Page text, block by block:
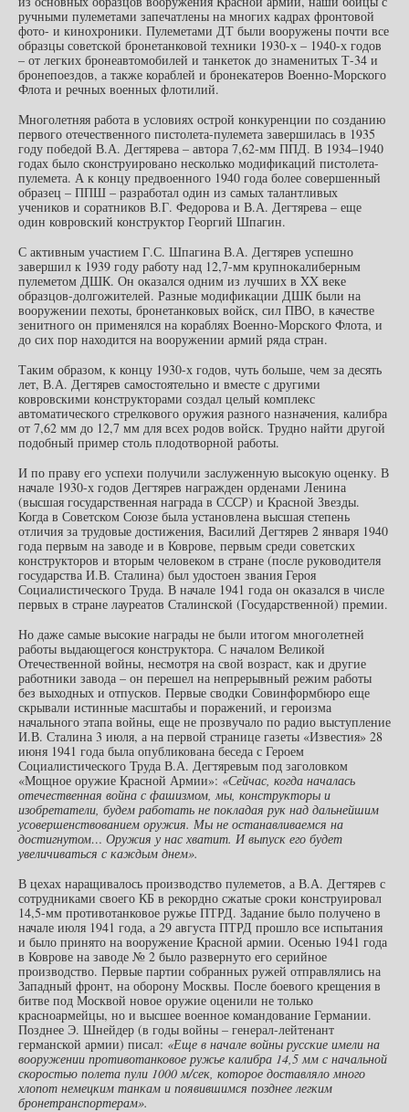
ручными пулеметами запечатлены на многих кадрах фронтовой
фото- и кинохроники. Пулеметами ДТ были вооружены почти все
образцы советской бронетанковой техники 1930-х – 1940-х годов
– от легких бронеавтомобилей и танкеток до знаменитых Т-34 и
бронепоездов, а также кораблей и бронекатеров Военно-Морского
Флота и речных военных флотилий.
Многолетняя работа в условиях острой конкуренции по созданию
первого отечественного пистолета-пулемета завершилась в 1935
году победой В.А. Дегтярева – автора 7,62-мм ППД. В 1934–1940
годах было сконструировано несколько модификаций пистолета-
пулемета. А к концу предвоенного 1940 года более совершенный
образец – ППШ – разработал один из самых талантливых
учеников и соратников В.Г. Федорова и В.А. Дегтярева – еще
один ковровский конструктор Георгий Шпагин.
С активным участием Г.С. Шпагина В.А. Дегтярев успешно
завершил к 1939 году работу над 12,7-мм крупнокалиберным
пулеметом ДШК. Он оказался одним из лучших в XX веке
образцов-долгожителей. Разные модификации ДШК были на
вооружении пехоты, бронетанковых войск, сил ПВО, в качестве
зенитного он применялся на кораблях Военно-Морского Флота, и
до сих пор находится на вооружении армий ряда стран.
Таким образом, к концу 1930-х годов, чуть больше, чем за десять
лет, В.А. Дегтярев самостоятельно и вместе с другими
ковровскими конструкторами создал целый комплекс
автоматического стрелкового оружия разного назначения, калибра
от 7,62 мм до 12,7 мм для всех родов войск. Трудно найти другой
подобный пример столь плодотворной работы.
И по праву его успехи получили заслуженную высокую оценку. В
начале 1930-х годов Дегтярев награжден орденами Ленина
(высшая государственная награда в СССР) и Красной Звезды.
Когда в Советском Союзе была установлена высшая степень
отличия за трудовые достижения, Василий Дегтярев 2 января 1940
года первым на заводе и в Коврове, первым среди советских
конструкторов и вторым человеком в стране (после руководителя
государства И.В. Сталина) был удостоен звания Героя
Социалистического Труда. В начале 1941 года он оказался в числе
первых в стране лауреатов Сталинской (Государственной) премии.
Но даже самые высокие награды не были итогом многолетней
работы выдающегося конструктора. С началом Великой
Отечественной войны, несмотря на свой возраст, как и другие
работники завода – он перешел на непрерывный режим работы
без выходных и отпусков. Первые сводки Совинформбюро еще
скрывали истинные масштабы и поражений, и героизма
начального этапа войны, еще не прозвучало по радио выступление
И.В. Сталина 3 июля, а на первой странице газеты «Известия» 28
июня 1941 года была опубликована беседа с Героем
Социалистического Труда В.А. Дегтяревым под заголовком
«Мощное оружие Красной Армии»: «Сейчас, когда началась
отечественная война с фашизмом, мы, конструкторы и
изобретатели, будем работать не покладая рук над дальнейшим
усовершенствованием оружия. Мы не останавливаемся на
достигнутом… Оружия у нас хватит. И выпуск его будет
увеличиваться с каждым днем».
В цехах наращивалось производство пулеметов, а В.А. Дегтярев с
сотрудниками своего КБ в рекордно сжатые сроки конструировал
14,5-мм противотанковое ружье ПТРД. Задание было получено в
начале июля 1941 года, а 29 августа ПТРД прошло все испытания
и было принято на вооружение Красной армии. Осенью 1941 года
в Коврове на заводе № 2 было развернуто его серийное
производство. Первые партии собранных ружей отправлялись на
Западный фронт, на оборону Москвы. После боевого крещения в
битве под Москвой новое оружие оценили не только
красноармейцы, но и высшее военное командование Германии.
Позднее Э. Шнейдер (в годы войны – генерал-лейтенант
германской армии) писал: «Еще в начале войны русские имели на
вооружении противотанковое ружье калибра 14,5 мм с начальной
скоростью полета пули 1000 м/сек, которое доставляло много
хлопот немецким танкам и появившимся позднее легким
бронетранспортерам».